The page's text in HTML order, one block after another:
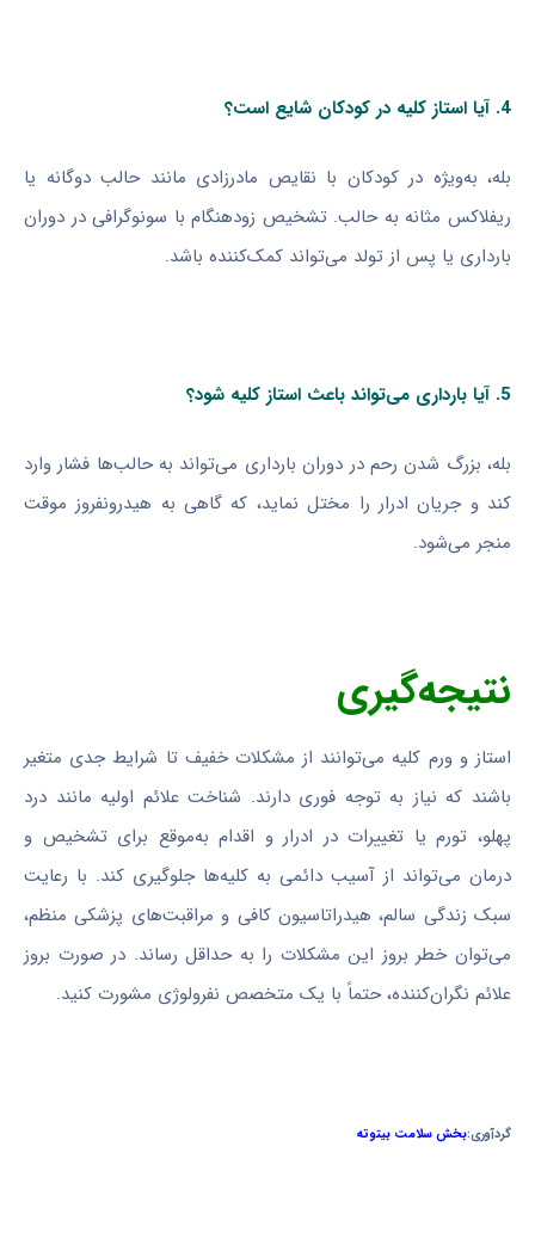
4. آیا استاز کلیه در کودکان شایع است؟
بله، به‌ویژه در کودکان با نقایص مادرزادی مانند حالب دوگانه یا
ریفلاکس مثانه به حالب. تشخیص زودهنگام با سونوگرافی در دوران
بارداری یا پس از تولد می‌تواند کمک‌کننده باشد.
5. آیا بارداری می‌تواند باعث استاز کلیه شود؟
بله، بزرگ شدن رحم در دوران بارداری می‌تواند به حالب‌ها فشار وارد
کند و جریان ادرار را مختل نماید، که گاهی به هیدرونفروز موقت
منجر می‌شود.
نتیجه‌گیری
استاز و ورم کلیه می‌توانند از مشکلات خفیف تا شرایط جدی متغیر
باشند که نیاز به توجه فوری دارند. شناخت علائم اولیه مانند درد
پهلو، تورم یا تغییرات در ادرار و اقدام به‌موقع برای تشخیص و
درمان می‌تواند از آسیب دائمی به کلیه‌ها جلوگیری کند. با رعایت
سبک زندگی سالم، هیدراتاسیون کافی و مراقبت‌های پزشکی منظم،
می‌توان خطر بروز این مشکلات را به حداقل رساند. در صورت بروز
علائم نگران‌کننده، حتماً با یک متخصص نفرولوژی مشورت کنید.
گردآوری:بخش سلامت بیتوته